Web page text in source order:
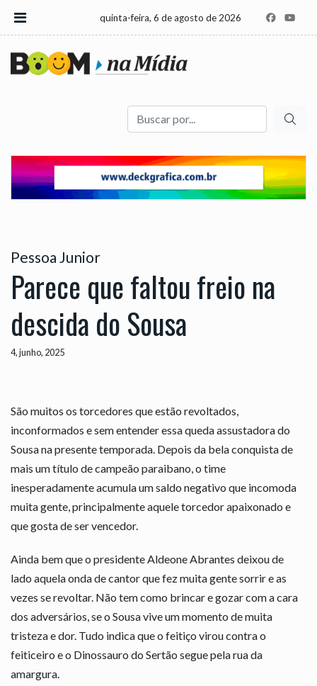
quinta-feira, 6 de agosto de 2026
Buscar
Pessoa Junior
Parece que faltou freio na
descida do Sousa
4, junho, 2025
São muitos os torcedores que estão revoltados,
inconformados e sem entender essa queda assustadora do
Sousa na presente temporada. Depois da bela conquista de
mais um título de campeão paraibano, o time
inesperadamente acumula um saldo negativo que incomoda
muita gente, principalmente aquele torcedor apaixonado e
que gosta de ser vencedor.
Ainda bem que o presidente Aldeone Abrantes deixou de
lado aquela onda de cantor que fez muita gente sorrir e as
vezes se revoltar. Não tem como brincar e gozar com a cara
dos adversários, se o Sousa vive um momento de muita
tristeza e dor. Tudo indica que o feitiço virou contra o
feiticeiro e o Dinossauro do Sertão segue pela rua da
amargura.